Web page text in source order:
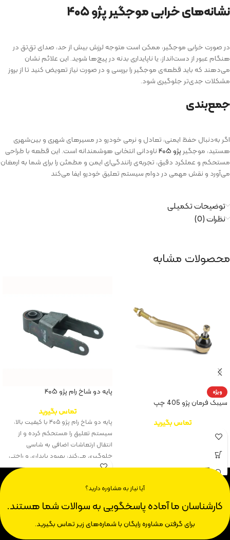
نشانه‌های خرابی موجگیر پژو ۴۰۵
در صورت خرابی موجگیر، ممکن است متوجه لرزش بیش از حد، صدای تق‌تق در
هنگام عبور از دست‌انداز، یا ناپایداری بدنه در پیچ‌ها شوید. این علائم نشان
می‌دهند که باید قطعه‌ی موجگیر را بررسی و در صورت نیاز تعویض کنید تا از بروز
مشکلات جدی‌تر جلوگیری شود.
جمع‌بندی
اگر به‌دنبال حفظ ایمنی، تعادل و نرمی خودرو در مسیرهای شهری و بین‌شهری
هستید، موجگیر پژو ۴۰۵
ناودانی انتخابی هوشمندانه است. این قطعه با طراحی
مستحکم و عملکرد دقیق، تجربه‌ی رانندگی‌ای ایمن و مطمئن را برای شما به ارمغان
می‌آورد و نقش مهمی در دوام سیستم تعلیق خودرو ایفا می‌کند
توضیحات تکمیلی
نظرات (0)
محصولات مشابه
ویژه
سیبک فرمان پژو 405 چپ
تماس بگیرید
پایه دو شاخ رام پژو ۴۰۵
تماس بگیرید
پایه دو شاخ رام پژو ۴۰۵ با کیفیت بالا،
سیستم تعلیق را مستحکم کرده و از
انتقال ارتعاشات اضافی به شاسی
جلوگیری می‌کند، بهبود پایداری و راحتی
رانندگی را فراهم می‌آورد.
آیا نیاز به مشاوره دارید؟
کارشناسان ما آماده پاسخگویی به سوالات شما هستند.
برای گرفتن مشاوره رایگان با شماره‌های زیر تماس بگیرید.